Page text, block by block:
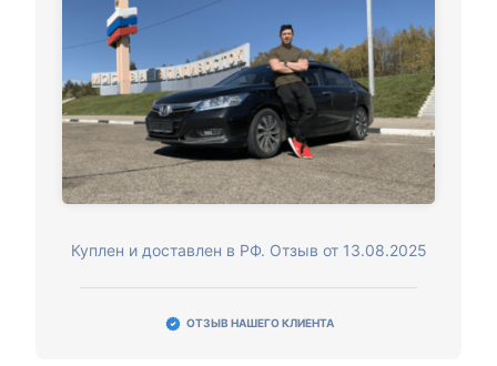
Куплен и доставлен в РФ. Отзыв от 13.08.2025
ОТЗЫВ НАШЕГО КЛИЕНТА